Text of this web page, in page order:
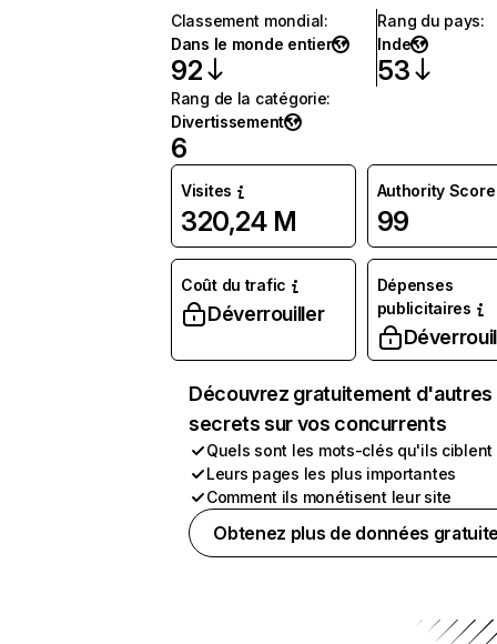
Classement mondial:
Dans le monde entier
92
Rang du pays:
Inde
53
Rang de la catégorie:
Divertissement
6
Visites
320,24 M
Authority Score
99
Coût du trafic
Déverrouiller
Dépenses
publicitaires
Découvrez gratuitement d'autres
secrets sur vos concurrents
Quels sont les mots-clés qu'ils ciblent
Leurs pages les plus importantes
Comment ils monétisent leur site
Obtenez plus de données